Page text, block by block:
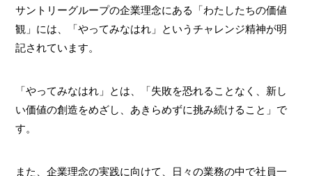
サントリーグループの企業理念にある「わたしたちの価値
観」には、「やってみなはれ」というチャレンジ精神が明
記されています。
「やってみなはれ」とは、「失敗を恐れることなく、新し
い価値の創造をめざし、あきらめずに挑み続けること」で
す。
また、企業理念の実践に向けて、日々の業務の中で社員一